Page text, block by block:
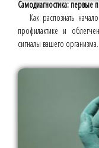
Самодиагностика: первые
Как распознать
профилактике и
сигналы вашего организма.